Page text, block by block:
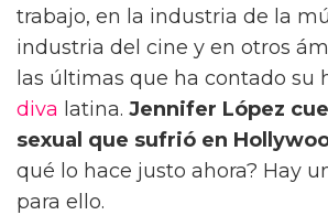
trabajo, en la industria de la
industria del cine y en otros
las últimas que ha contado su
diva latina. Jennifer López
sexual que sufrió en
qué lo hace justo ahora? Hay
para ello.